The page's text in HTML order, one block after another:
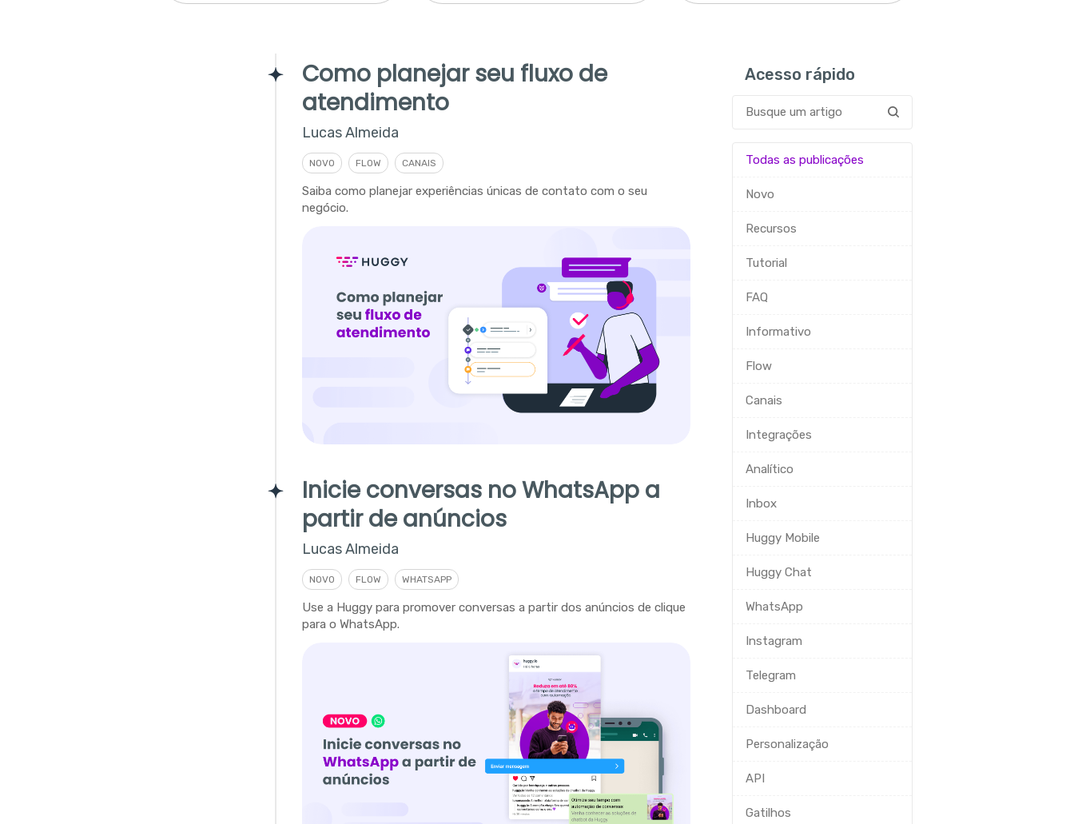
Acesso rápido
Todas as publicações
Novo
Recursos
Tutorial
FAQ
Informativo
Flow
Canais
Integrações
Analítico
Inbox
Huggy Mobile
Huggy Chat
WhatsApp
Instagram
Telegram
Dashboard
Personalização
API
Gatilhos
Como planejar seu fluxo de
atendimento
Lucas Almeida
NOVO FLOW CANAIS
Saiba como planejar experiências únicas de contato com o seu
negócio.
Inicie conversas no WhatsApp a
partir de anúncios
Lucas Almeida
NOVO FLOW WHATSAPP
Use a Huggy para promover conversas a partir dos anúncios de clique
para o WhatsApp.